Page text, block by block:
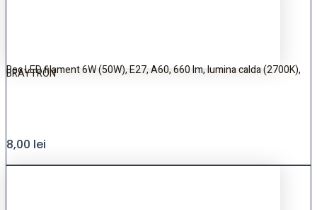
Bec LED filament 6W (50W), E27, A60, 660 lm, lumina calda (2700K),
BRAYTRON
8,00 lei